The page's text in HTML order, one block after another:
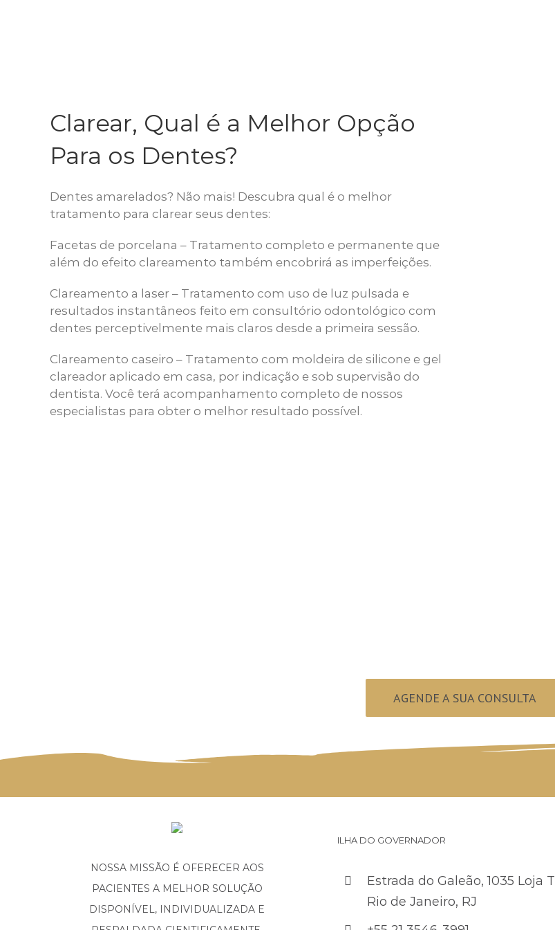
Clarear, Qual é a Melhor Opção
Para os Dentes?
Dentes amarelados? Não mais! Descubra qual é o melhor
tratamento para clarear seus dentes:
Facetas de porcelana – Tratamento completo e permanente que
além do efeito clareamento também encobrirá as imperfeições.
Clareamento a laser – Tratamento com uso de luz pulsada e
resultados instantâneos feito em consultório odontológico com
dentes perceptivelmente mais claros desde a primeira sessão.
Clareamento caseiro – Tratamento com moldeira de silicone e gel
clareador aplicado em casa, por indicação e sob supervisão do
dentista. Você terá acompanhamento completo de nossos
especialistas para obter o melhor resultado possível.
AGENDE A SUA CONSULTA
NOSSA MISSÃO É OFERECER AOS
PACIENTES A MELHOR SOLUÇÃO
DISPONÍVEL, INDIVIDUALIZADA E
ILHA DO GOVERNADOR
Estrada do Galeão, 1035 Loja T
Rio de Janeiro, RJ